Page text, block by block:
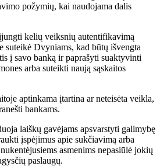
požymių, kai naudojama dalis
kelių veiksnių autentifikavimą
suteikė Dvyniams, kad būtų išvengta
į savo banką ir paprašyti suaktyvinti
arba suteikti naują sąskaitos
aptinkama įtartina ar neteisėta veikla,
bankams.
laiškų gavėjams apsvarstyti galimybę
įspėjimus apie sukčiavimą arba
asmenims nepasiūlė jokių
paslaugų.